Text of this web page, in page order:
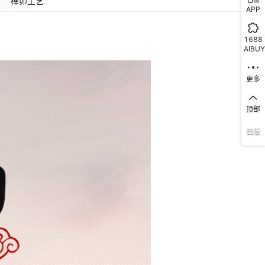
APP
1688
AIBUY
更多
顶部
旧版